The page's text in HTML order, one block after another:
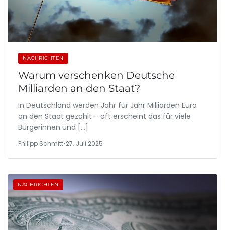
NACHRICHTEN
Warum verschenken Deutsche
Milliarden an den Staat?
In Deutschland werden Jahr für Jahr Milliarden Euro
an den Staat gezahlt – oft erscheint das für viele
Bürgerinnen und […]
Philipp Schmitt•27. Juli 2025
NACHRICHTEN